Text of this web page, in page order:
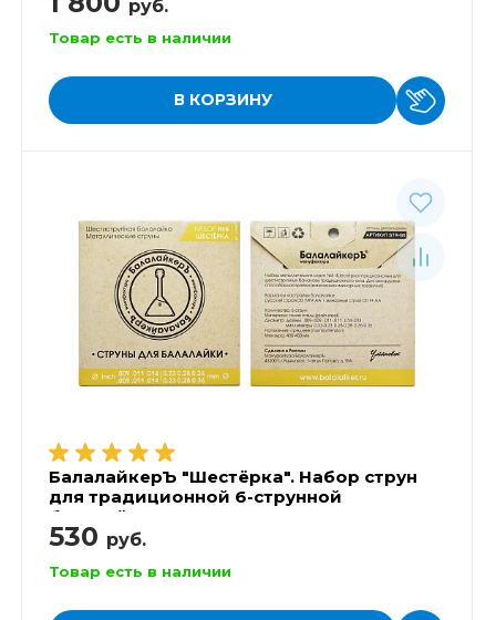
руб.
Товар есть в наличии
В КОРЗИНУ
БалалайкерЪ "Шестёрка". Набор струн
для традиционной 6-струнной
балалайки.
530 руб.
Товар есть в наличии